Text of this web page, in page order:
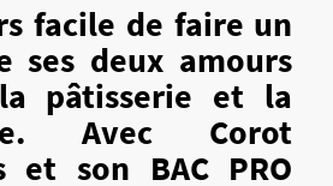
facile de faire un
ses deux amours
pâtisserie et la
Avec Corot
et son BAC PRO